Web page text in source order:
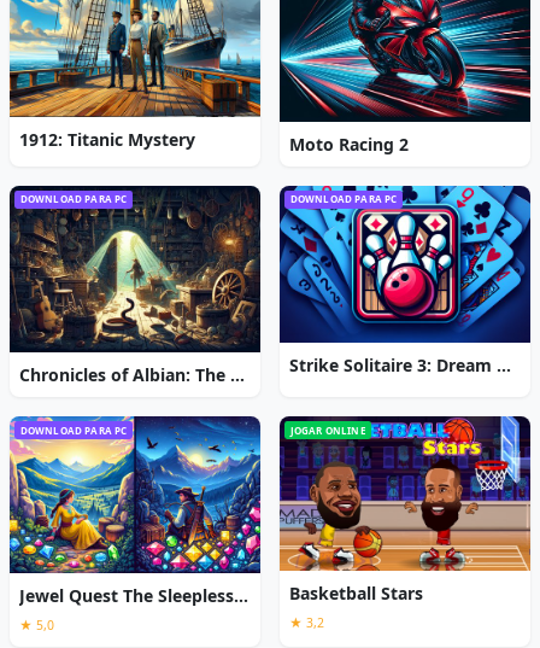
1912: Titanic Mystery Moto Racing 2
DOWNLOAD PARA PC
Chronicles of Albian: The Magic Convention
DOWNLOAD PARA PC
Strike Solitaire 3: Dream Resort
DOWNLOAD PARA PC
Jewel Quest The Sleepless Star
★ 5,0
JOGAR ONLINE
Basketball Stars
★ 3,2